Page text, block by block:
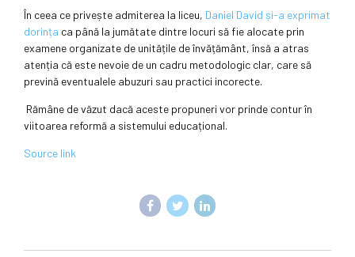
În ceea ce privește admiterea la liceu, Daniel David și-a exprimat
dorința ca până la jumătate dintre locuri să fie alocate prin
examene organizate de unitățile de învățământ, însă a atras
atenția că este nevoie de un cadru metodologic clar, care să
prevină eventualele abuzuri sau practici incorecte.
Rămâne de văzut dacă aceste propuneri vor prinde contur în
viitoarea reformă a sistemului educațional.
Source link